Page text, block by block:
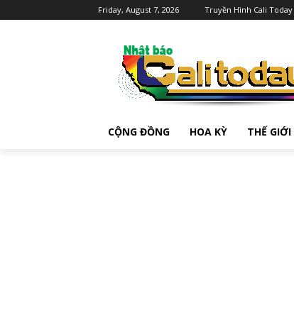
Friday, August 7, 2026 Truyền Hình Cali Today
CỘNG ĐỒNG HOA KỲ THẾ GIỚI